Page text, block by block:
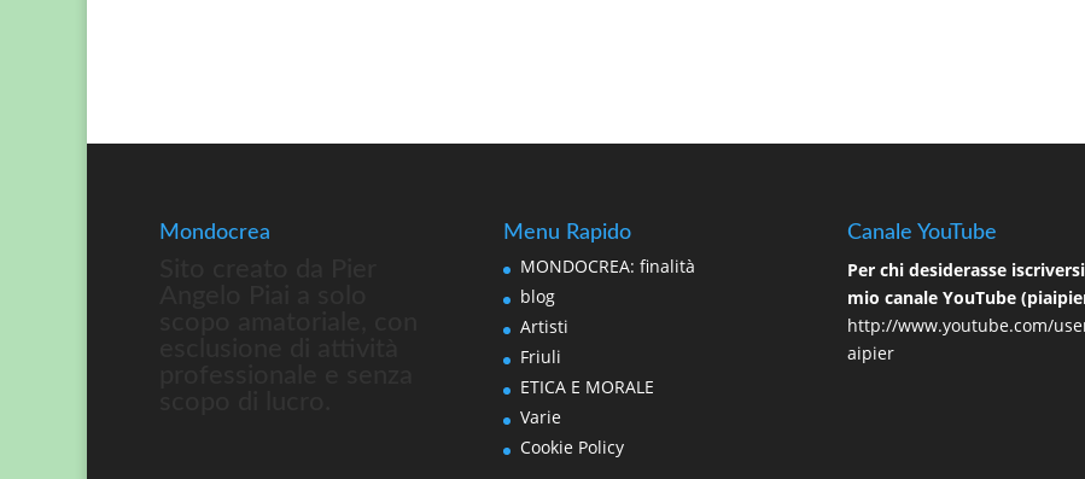
Mondocrea Menu Rapido
MONDOCREA: finalità
blog
Artisti
Friuli
ETICA E MORALE
Varie
Cookie Policy
Canale YouTube
Per chi desiderasse
mio canale YouTube
http://www.youtube.com/
aipier